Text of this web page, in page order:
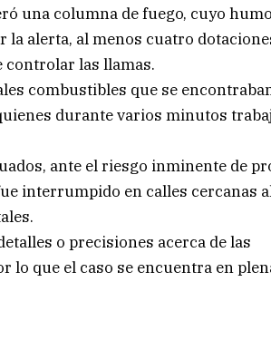
una columna de fuego, cuyo
la alerta, al menos cuatro
controlar las llamas.
combustibles que se
durante varios minutos
ante el riesgo inminente de
interrumpido en calles cercanas
o precisiones acerca de las
que el caso se encuentra en